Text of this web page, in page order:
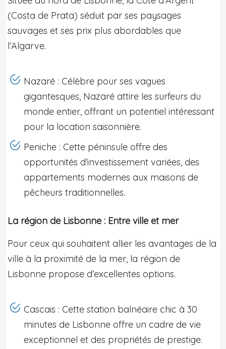
(Costa de Prata) séduit par ses paysages
sauvages et ses prix plus abordables que
l’Algarve.
Nazaré : Célèbre pour ses vagues
gigantesques, Nazaré attire les surfeurs du
monde entier, offrant un potentiel intéressant
pour la location saisonnière.
Peniche : Cette péninsule offre des
opportunités d’investissement variées, des
appartements modernes aux maisons de
pêcheurs traditionnelles.
La région de Lisbonne : Entre ville et mer
Pour ceux qui souhaitent allier les avantages de la
ville à la proximité de la mer, la région de
Lisbonne propose d’excellentes options.
Cascais : Cette station balnéaire chic à 30
minutes de Lisbonne offre un cadre de vie
exceptionnel et des propriétés de prestige.